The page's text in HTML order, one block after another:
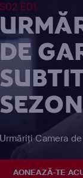
S02 E01
DE
Urmăriți Camera
AONEAZĂ-TE